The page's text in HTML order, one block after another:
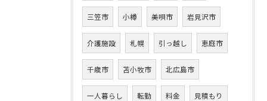
三笠市 小樽 美唄市 岩見沢市
介護施設 札幌 引っ越し 恵庭市
千歳市 苫小牧市 北広島市
一人暮らし 転勤 料金 見積もり